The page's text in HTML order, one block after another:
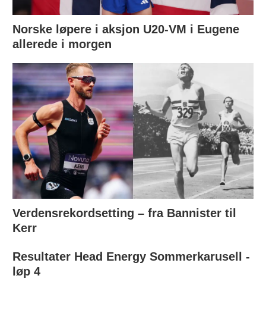
Norske løpere i aksjon U20-VM i Eugene
allerede i morgen
Verdensrekordsetting – fra Bannister til
Kerr
Resultater Head Energy Sommerkarusell -
løp 4